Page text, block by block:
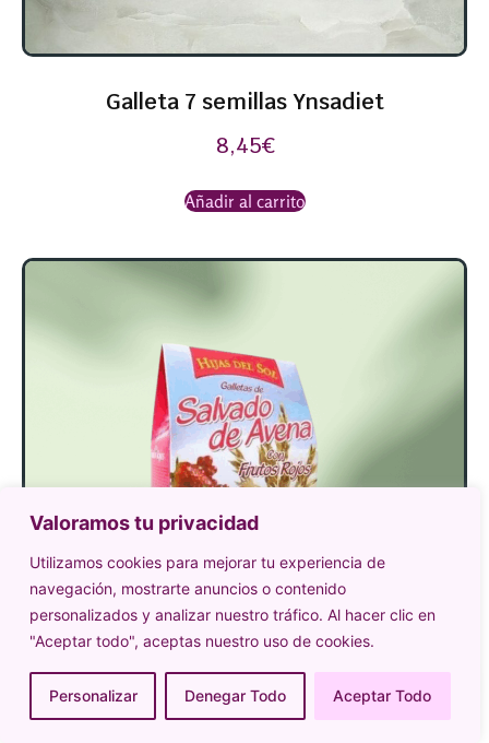
Valoramos tu privacidad
Utilizamos cookies para mejorar tu experiencia de
navegación, mostrarte anuncios o contenido
personalizados y analizar nuestro tráfico. Al hacer clic en
"Aceptar todo", aceptas nuestro uso de cookies.
Personalizar Denegar Todo Aceptar Todo
Galleta 7 semillas Ynsadiet
8,45€
Añadir al carrito